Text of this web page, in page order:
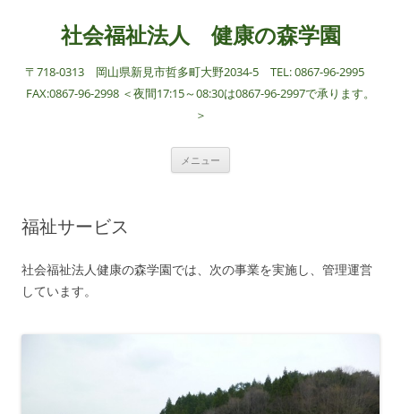
社会福祉法人 健康の森学園
〒718-0313 岡山県新見市哲多町大野2034-5 TEL: 0867-96-2995
FAX:0867-96-2998 ＜夜間17:15～08:30は0867-96-2997で承ります。
＞
メニュー
プ
福祉サービス
社会福祉法人健康の森学園では、次の事業を実施し、管理運営
しています。